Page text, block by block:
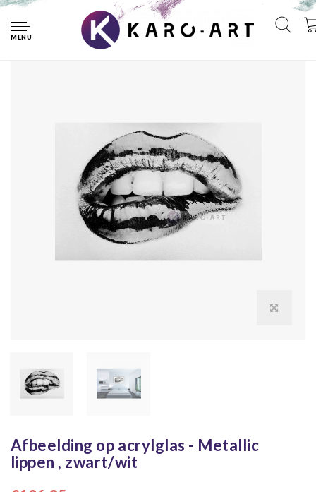
MENU
Afbeelding op acrylglas - Metallic lippen , zwart/wit
Afbeelding op acrylglas - Metallic
lippen , zwart/wit